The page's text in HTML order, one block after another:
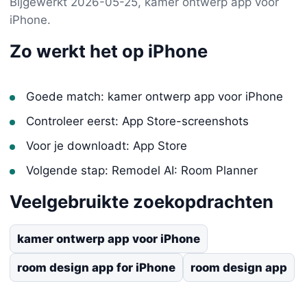
iPhone.
Zo werkt het op iPhone
Goede match: kamer ontwerp app voor iPhone
Controleer eerst: App Store-screenshots
Voor je downloadt: App Store
Volgende stap: Remodel AI: Room Planner
Veelgebruikte zoekopdrachten
kamer ontwerp app voor iPhone
room design app for iPhone room design app